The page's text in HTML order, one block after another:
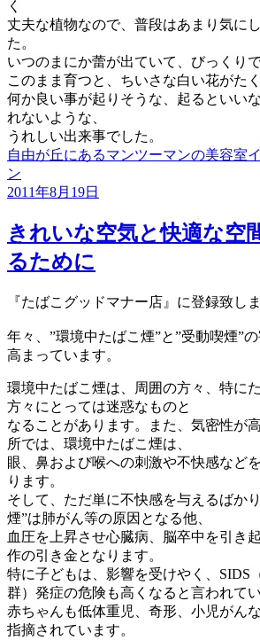
く
丈夫な植物なので、普段はあまり気に
た。
いつのまにか蕾が出ていて、びっくりで
このまま育つと、ちいさな白い花がた
何か良い事が起りそうな、起るといい
れないような、
うれしい出来事でした。
自由が丘にあるマンツーマンの美容室
ン
投
日:
2011年8月19日
きれいな空気と快適な空
るために
『たばこグッドマナー店』に登録致しま
年々、”環境中たばこ煙”と”受動喫煙”
高まっています。
環境中たばこ煙は、周囲の方々、特に
方々にとっては迷惑なものと
なることがあります。また、気密性が
所では、環境中たばこ煙は、
眼、鼻および喉への刺激や不快感など
ります。
そして、ただ単に不快感を与えるばか
煙”は肺がん等の原因となる他、
血圧を上昇させ心臓病、脳卒中を引き
作の引き金となります。
特に子どもは、影響を受けやく、SIDS
群）発症の危険も高くなると言われて
赤ちゃんも低体重児、奇形、小児がん
指摘されています。